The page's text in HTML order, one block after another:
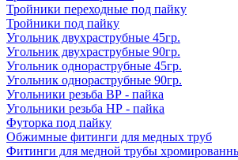
Тройники переходные под пайку
Тройники под пайку
Угольник двухраструбные 45гр.
Угольник двухраструбные 90гр.
Угольник однораструбные 45гр.
Угольник однораструбные 90гр.
Угольники резьба ВР - пайка
Угольники резьба НР - пайка
Футорка под пайку
Обжимные фитинги для медных труб
Фитинги для медной трубы